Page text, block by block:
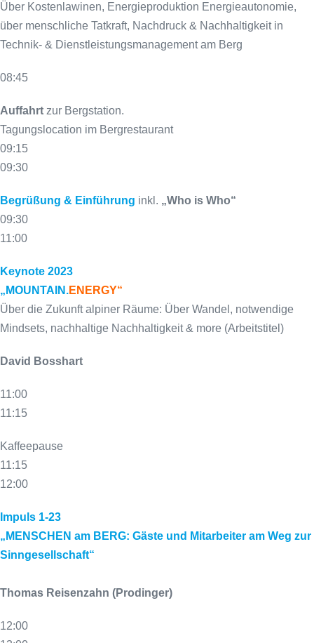
Über Kostenlawinen, Energieproduktion Energieautonomie,
über menschliche Tatkraft, Nachdruck & Nachhaltigkeit in
Technik- & Dienstleistungsmanagement am Berg
08:45
Auffahrt zur Bergstation.
Tagungslocation im Bergrestaurant
09:15
09:30
Begrüßung & Einführung inkl. „Who is Who“
09:30
11:00
Keynote 2023
„MOUNTAIN.ENERGY“
Über die Zukunft alpiner Räume: Über Wandel, notwendige
Mindsets, nachhaltige Nachhaltigkeit & more (Arbeitstitel)
David Bosshart
11:00
11:15
Kaffeepause
11:15
12:00
Impuls 1-23
„MENSCHEN am BERG: Gäste und Mitarbeiter am Weg zur
Sinngesellschaft“
Thomas Reisenzahn (Prodinger)
12:00